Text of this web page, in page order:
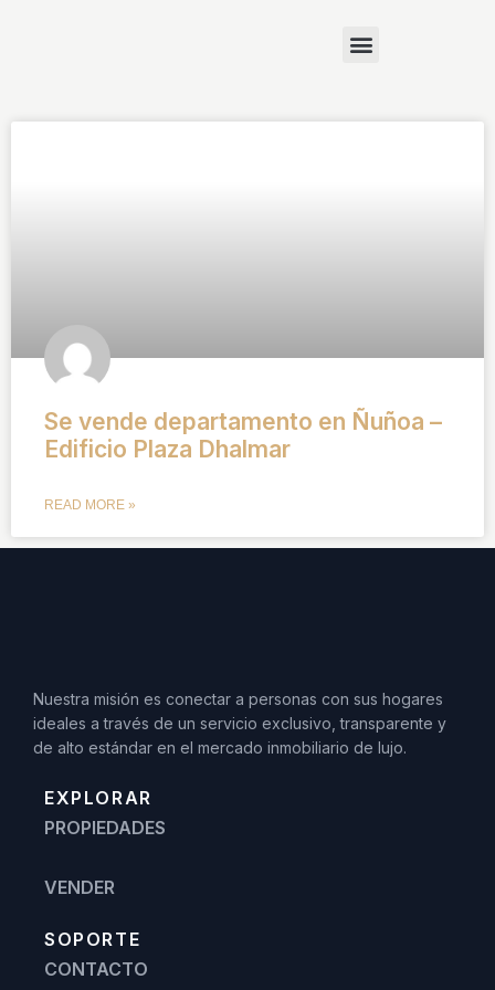
Se vende departamento en Ñuñoa –
Edificio Plaza Dhalmar
READ MORE »
Nuestra misión es conectar a personas con sus hogares
ideales a través de un servicio exclusivo, transparente y
de alto estándar en el mercado inmobiliario de lujo.
EXPLORAR
PROPIEDADES
VENDER
SOPORTE
CONTACTO